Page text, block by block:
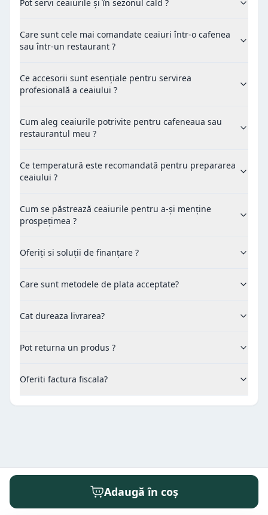
Pot servi ceaiurile și în sezonul cald ?
Care sunt cele mai comandate ceaiuri într-o cafenea
sau într-un restaurant ?
Ce accesorii sunt esențiale pentru servirea
profesională a ceaiului ?
Cum aleg ceaiurile potrivite pentru cafeneaua sau
restaurantul meu ?
Ce temperatură este recomandată pentru prepararea
ceaiului ?
Cum se păstrează ceaiurile pentru a-și menține
prospețimea ?
Oferiți si soluții de finanțare ?
Care sunt metodele de plata acceptate?
Cat dureaza livrarea?
Pot returna un produs ?
Oferiti factura fiscala?
Adaugă în coș